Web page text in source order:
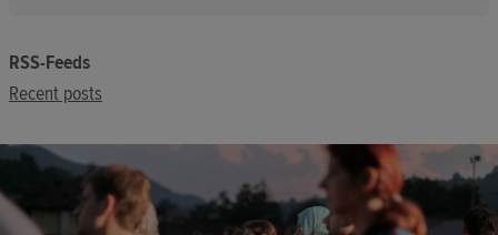
RSS-Feeds
Recent posts